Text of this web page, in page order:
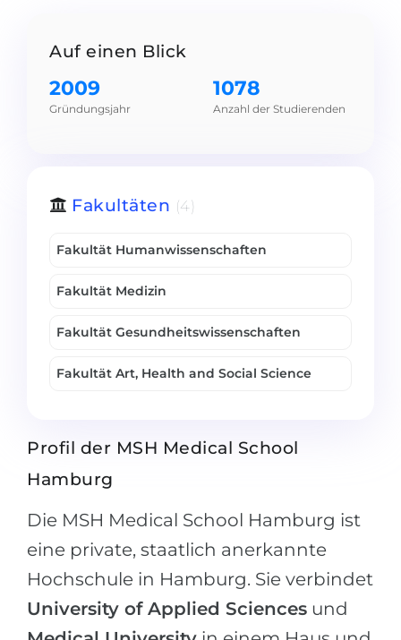
100%
Unsere Studierenden werden
Aserbaidschan
Belarus
Auf einen Blick
2009
Gründungsjahr
1078
Anzahl der Studierenden
Fakultäten (4)
Fakultät Humanwissenschaften
Fakultät Medizin
Fakultät Gesundheitswissenschaften
Fakultät Art, Health and Social Science
Profil der MSH Medical School
Hamburg
Die MSH Medical School Hamburg ist
eine private, staatlich anerkannte
Hochschule in Hamburg. Sie verbindet
University of Applied Sciences und